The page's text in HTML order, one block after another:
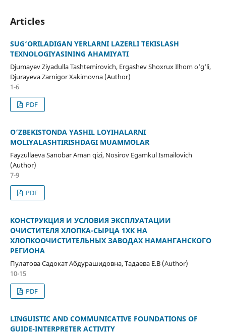
Articles
SUG‘ORILADIGAN YERLARNI LAZERLI TEKISLASH
TEXNOLOGIYASINING AHAMIYATI
Djumayev Ziyadulla Tashtemirovich, Ergashev Shoxrux Ilhom o‘g‘li,
Djurayeva Zarnigor Xakimovna (Author)
1-6
PDF
O‘ZBEKISTONDA YASHIL LOYIHALARNI
MOLIYALASHTIRISHDAGI MUAMMOLAR
Fayzullaeva Sanobar Aman qizi, Nosirov Egamkul Ismailovich
(Author)
7-9
PDF
КОНСТРУКЦИЯ И УСЛОВИЯ ЭКСПЛУАТАЦИИ
ОЧИСТИТЕЛЯ ХЛОПКА-СЫРЦА 1ХК НА
ХЛОПКООЧИСТИТЕЛЬНЫХ ЗАВОДАХ НАМАНГАНСКОГО
РЕГИОНА
Пулатова Садокат Абдурашидовна, Тадаева Е.В (Author)
10-15
PDF
LINGUISTIC AND COMMUNICATIVE FOUNDATIONS OF
GUIDE-INTERPRETER ACTIVITY